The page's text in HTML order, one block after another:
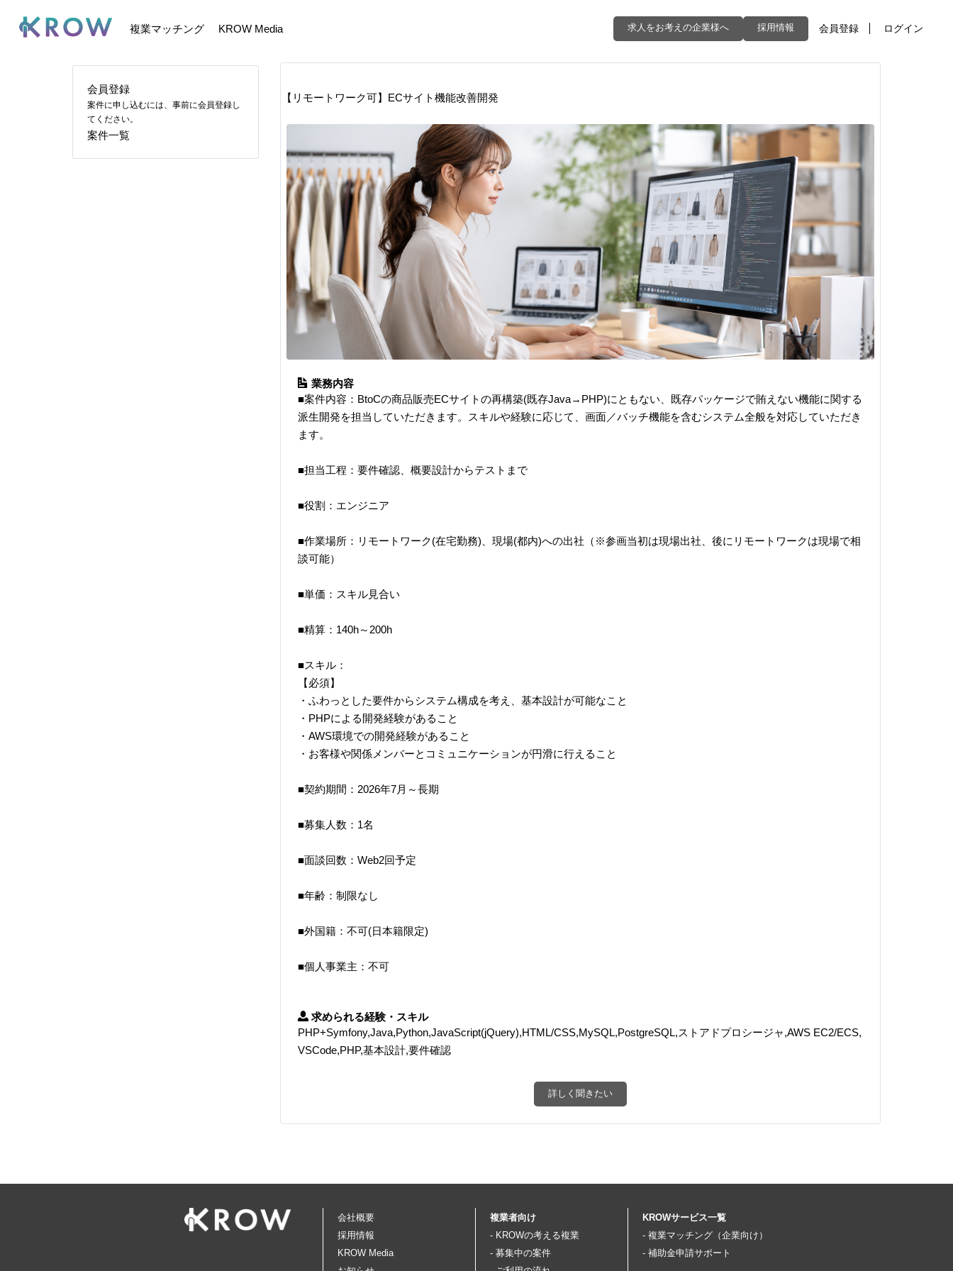
複業マッチング KROW Media 求人をお考えの企業様へ 採用情報 会員登録 ログイン
会員登録
案件に申し込むには、事前に会員登録し
てください。
案件一覧
【リモートワーク可】ECサイト機能改善開発
業務内容
■案件内容：BtoCの商品販売ECサイトの再構築(既存Java→PHP)にともない、既存パッケージで賄えない機能に関する
派生開発を担当していただきます。スキルや経験に応じて、画面／バッチ機能を含むシステム全般を対応していただき
ます。
■担当工程：要件確認、概要設計からテストまで
■役割：エンジニア
■作業場所：リモートワーク(在宅勤務)、現場(都内)への出社（※参画当初は現場出社、後にリモートワークは現場で相
談可能）
■単価：スキル見合い
■精算：140h～200h
■スキル：
【必須】
・ふわっとした要件からシステム構成を考え、基本設計が可能なこと
・PHPによる開発経験があること
・AWS環境での開発経験があること
・お客様や関係メンバーとコミュニケーションが円滑に行えること
■契約期間：2026年7月～長期
■募集人数：1名
■面談回数：Web2回予定
■年齢：制限なし
■外国籍：不可(日本籍限定)
■個人事業主：不可
求められる経験・スキル
PHP+Symfony,Java,Python,JavaScript(jQuery),HTML/CSS,MySQL,PostgreSQL,ストアドプロシージャ,AWS EC2/ECS,
VSCode,PHP,基本設計,要件確認
詳しく聞きたい
会社概要
採用情報
KROW Media
複業者向け
- KROWの考える複業
- 募集中の案件
KROWサービス一覧
- 複業マッチング（企業向け）
- 補助金申請サポート